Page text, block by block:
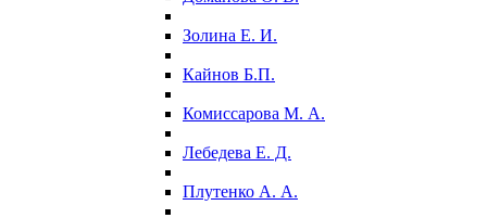
Золина Е. И.
Кайнов Б.П.
Комиссарова М. А.
Лебедева Е. Д.
Плутенко А. А.